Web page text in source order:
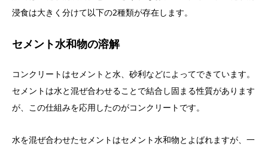
浸食は大きく分けて以下の2種類が存在します。
セメント水和物の溶解
コンクリートはセメントと水、砂利などによってできています。
セメントは水と混ぜ合わせることで結合し固まる性質があります
が、この仕組みを応用したのがコンクリートです。
水を混ぜ合わせたセメントはセメント水和物とよばれますが、一